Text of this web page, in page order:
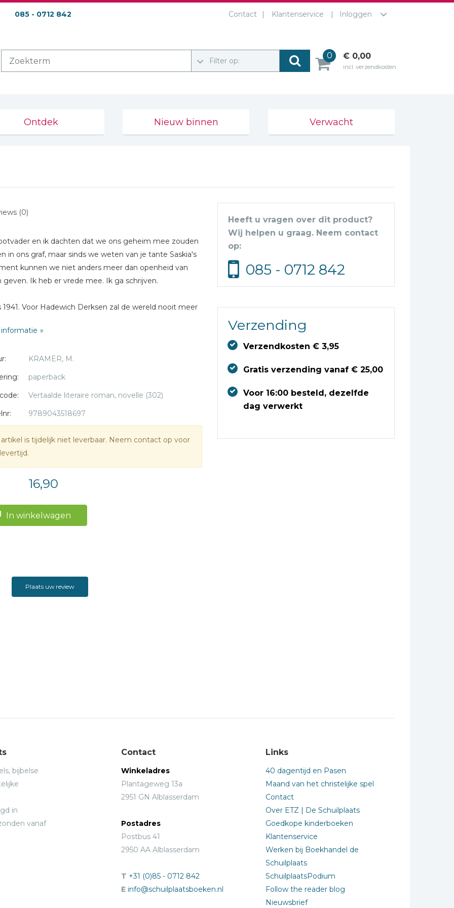
085 - 0712 842 Contact Klantenservice Inloggen
Filter op:
0 € 0,00
incl. verzendkosten
Ontdek Nieuw binnen Verwacht
(0)
en ik dachten dat we ons geheim mee zouden
in ons graf, maar sinds we weten van je tante Saskia's
kunnen we niet anders meer dan openheid van
geven. Ik heb er vrede mee. Ik ga schrijven.
1941. Voor Hadewich Derksen zal de wereld nooit meer
dat ze nooit had willen prijsgeven moet boven
en oogappel, recht op. Hadewich kiest ervoor de
stapje voor stapje te onthullen via een dagboek. Op
schrift. Terwijl haar grootmoeder haar tollende
zorgen en angsten aan het papier toevertrouwt,
haar kleinemeisjeswereld in sprankelende
vol levenslust. Zo komen wroeging en
tegenover elkaar te staan en smelten
samen tot een bijzondere kleur uit de
loodwit.
Kramer schrijft regelmatig columns en heeft ook
non-fictietitels op haar naam staan. Loodwit is haar
KRAMER, M.
paperback
Vertaalde literaire roman, novelle (302)
9789043518697
is tijdelijk niet leverbaar. Neem contact op voor
16,90
In winkelwagen
Heeft u vragen over dit product?
Wij helpen u graag. Neem contact
op:
085 - 0712 842
Verzending
Verzendkosten € 3,95
Gratis verzending vanaf € 25,00
Voor 16:00 besteld, dezelfde
dag verwerkt
Plaats uw review
bijbelse
in
vanaf
Contact
Winkeladres
Plantageweg 13a
2951 GN Alblasserdam
Postadres
Postbus 41
2950 AA Alblasserdam
T +31 (0)85 - 0712 842
E info@schuilplaatsboeken.nl
Links
40 dagentijd en Pasen
Maand van het christelijke spel
Contact
Over ETZ | De Schuilplaats
Goedkope kinderboeken
Klantenservice
Werken bij Boekhandel de
Schuilplaats
SchuilplaatsPodium
Follow the reader blog
Nieuwsbrief